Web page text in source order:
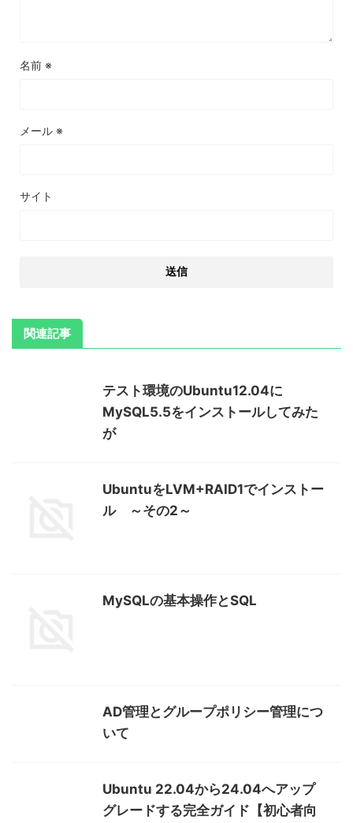
名前 ※
メール ※
サイト
関連記事
テスト環境のUbuntu12.04に
MySQL5.5をインストールしてみた
が
UbuntuをLVM+RAID1でインストー
ル ～その2～
MySQLの基本操作とSQL
AD管理とグループポリシー管理につ
いて
Ubuntu 22.04から24.04へアップ
グレードする完全ガイド【初心者向